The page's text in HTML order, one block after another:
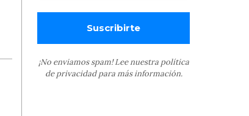
¡No enviamos spam! Lee nuestra política
de privacidadpara más información.